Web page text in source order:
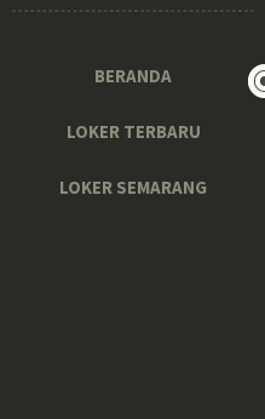
BERANDA
LOKER TERBARU
LOKER SEMARANG